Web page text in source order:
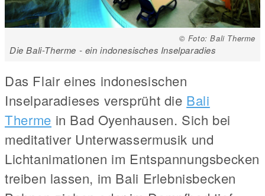
© Foto: Bali Therme
Die Bali-Therme - ein indonesisches Inselparadies
Das Flair eines indonesischen
Inselparadieses versprüht die Bali
Therme in Bad Oyenhausen. Sich bei
meditativer Unterwassermusik und
Lichtanimationen im Entspannungsbecken
treiben lassen, im Bali Erlebnisbecken